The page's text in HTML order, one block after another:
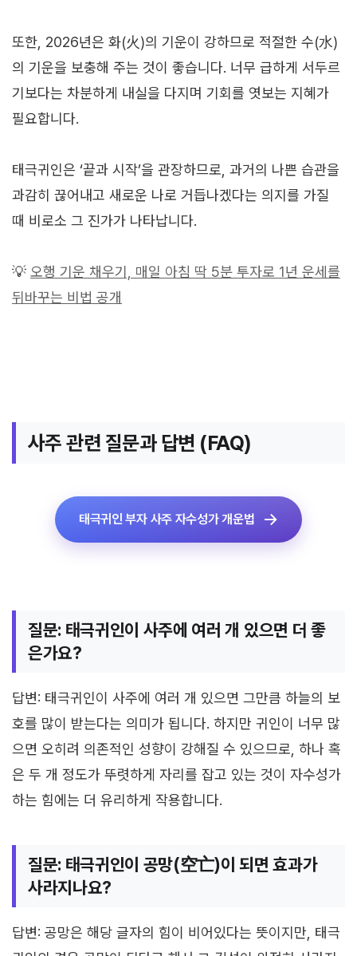
또한, 2026년은 화(火)의 기운이 강하므로 적절한 수(水)
의 기운을 보충해 주는 것이 좋습니다. 너무 급하게 서두르
기보다는 차분하게 내실을 다지며 기회를 엿보는 지혜가
필요합니다.
태극귀인은 ‘끝과 시작’을 관장하므로, 과거의 나쁜 습관을
과감히 끊어내고 새로운 나로 거듭나겠다는 의지를 가질
때 비로소 그 진가가 나타납니다.
💡 오행 기운 채우기, 매일 아침 딱 5분 투자로 1년 운세를
뒤바꾸는 비법 공개
사주 관련 질문과 답변 (FAQ)
태극귀인 부자 사주 자수성가 개운법
질문: 태극귀인이 사주에 여러 개 있으면 더 좋
은가요?
답변: 태극귀인이 사주에 여러 개 있으면 그만큼 하늘의 보
호를 많이 받는다는 의미가 됩니다. 하지만 귀인이 너무 많
으면 오히려 의존적인 성향이 강해질 수 있으므로, 하나 혹
은 두 개 정도가 뚜렷하게 자리를 잡고 있는 것이 자수성가
하는 힘에는 더 유리하게 작용합니다.
질문: 태극귀인이 공망(空亡)이 되면 효과가
사라지나요?
답변: 공망은 해당 글자의 힘이 비어있다는 뜻이지만, 태극